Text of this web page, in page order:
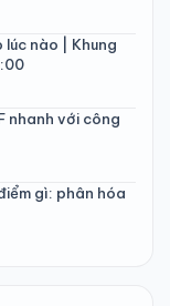
lúc nào | Khung
nhanh với công
gì: phân hóa